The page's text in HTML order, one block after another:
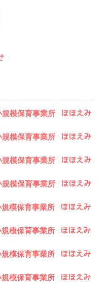
保育事業所 ほほえみ
保育事業所 ほほえみ
保育事業所 ほほえみ
保育事業所 ほほえみ
保育事業所 ほほえみ
保育事業所 ほほえみ
保育事業所 ほほえみ
保育事業所 ほほえみ